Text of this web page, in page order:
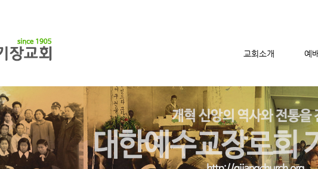
교회소개 예
메뉴 건너뛰기